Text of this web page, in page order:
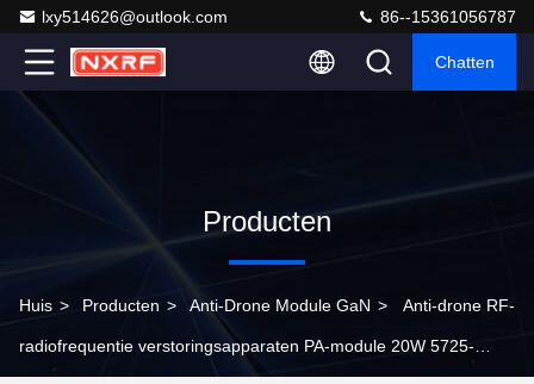
lxy514626@outlook.com 86--15361056787
Chatten
Producten
Huis > Producten > Anti-Drone Module GaN > Anti-drone RF-
radiofrequentie verstoringsapparaten PA-module 20W 5725-